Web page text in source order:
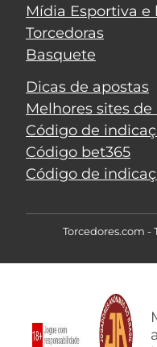
Mídia Esportiva e
Torcedoras
Basquete
Dicas de apostas
Melhores sites de
Código de
Código bet365
Código de
Torcedores.com -